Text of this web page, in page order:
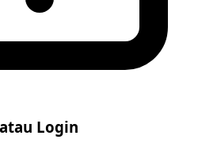
Login